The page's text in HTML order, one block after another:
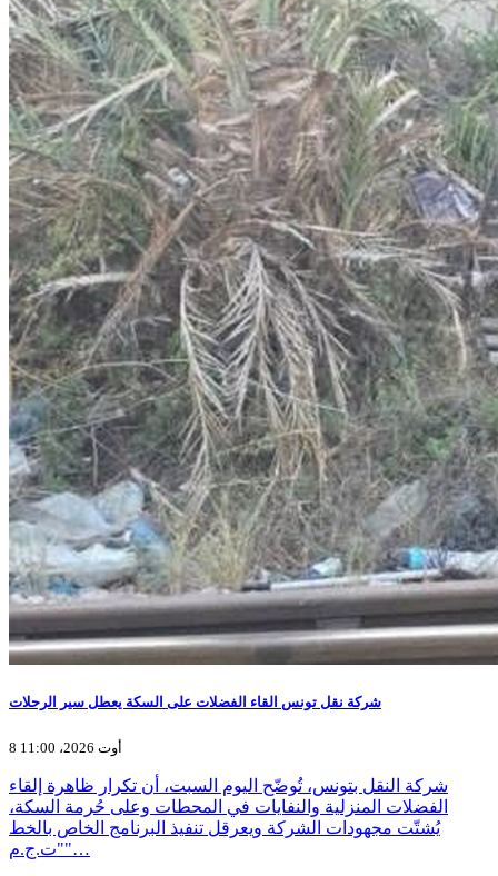
شركة نقل تونس القاء الفضلات على السكة يعطل سير الرحلات
8 أوت 2026، 11:00
شركة النقل بتونس، تُوضّح اليوم السبت، أن تكرار ظاهرة إلقاء
الفضلات المنزلية والنفايات في المحطات وعلى حُرمة السكة،
يُشتّت مجهودات الشركة ويعرقل تنفيذ البرنامج الخاص بالخط
"ت.ج.م"…